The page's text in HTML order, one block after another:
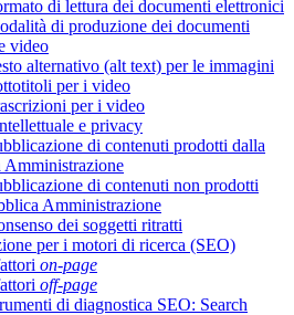
di lettura dei documenti elettronici
di produzione dei documenti
video
alternativo (alt text) per le immagini
per i video
per i video
e privacy
di contenuti prodotti dalla
Amministrazione
di contenuti non prodotti
Amministrazione
dei soggetti ritratti
per i motori di ricerca (SEO)
on-page
off-page
di diagnostica SEO: Search